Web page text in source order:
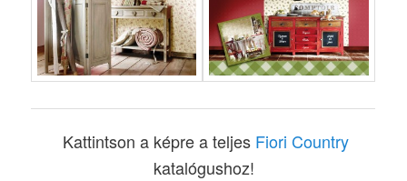
Kattintson a képre a teljes Fiori Country
katalógushoz!